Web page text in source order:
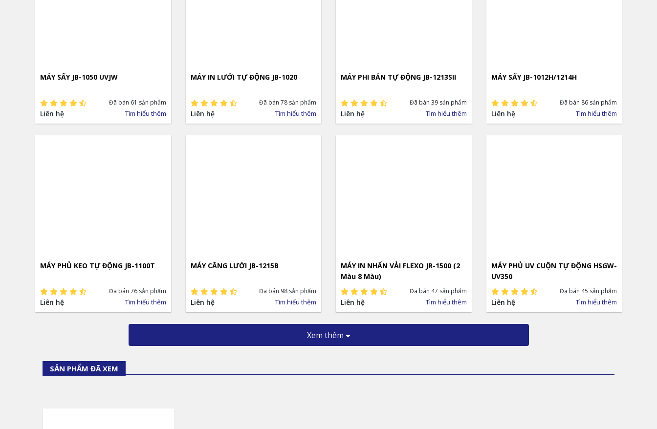
MÁY SẤY JB-1050 UVJW
Đã bán 61 sản phẩm
Liên hệ Tìm hiểu thêm
MÁY IN LƯỚI TỰ ĐỘNG JB-1020
Đã bán 78 sản phẩm
Liên hệ Tìm hiểu thêm
MÁY PHI BẢN TỰ ĐỘNG JB-1213SII
Đã bán 39 sản phẩm
Liên hệ Tìm hiểu thêm
MÁY SẤY JB-1012H/1214H
Đã bán 86 sản phẩm
Liên hệ Tìm hiểu thêm
MÁY PHỦ KEO TỰ ĐỘNG JB-1100T
Đã bán 76 sản phẩm
Liên hệ Tìm hiểu thêm
MÁY CĂNG LƯỚI JB-1215B
Đã bán 98 sản phẩm
Liên hệ Tìm hiểu thêm
MÁY IN NHẤN VẢI FLEXO JR-1500 (2
Màu 8 Màu)
Đã bán 47 sản phẩm
Liên hệ Tìm hiểu thêm
MÁY PHỦ UV CUỘN TỰ ĐỘNG HSGW-
UV350
Đã bán 45 sản phẩm
Liên hệ Tìm hiểu thêm
Xem thêm
SẢN PHẨM ĐÃ XEM